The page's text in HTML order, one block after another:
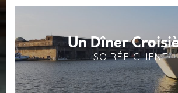
Un Dîner
SOIRÉE CLIENT